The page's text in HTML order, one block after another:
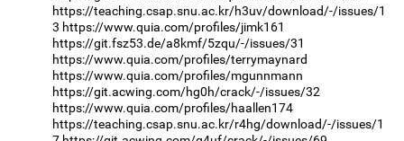
https://teaching.csap.snu.ac.kr/h3uv/download/-/issues/1
3 https://www.quia.com/profiles/jimk161
https://git.fsz53.de/a8kmf/5zqu/-/issues/31
https://www.quia.com/profiles/terrymaynard
https://www.quia.com/profiles/mgunnmann
https://git.acwing.com/hg0h/crack/-/issues/32
https://www.quia.com/profiles/haallen174
https://teaching.csap.snu.ac.kr/r4hg/download/-/issues/1